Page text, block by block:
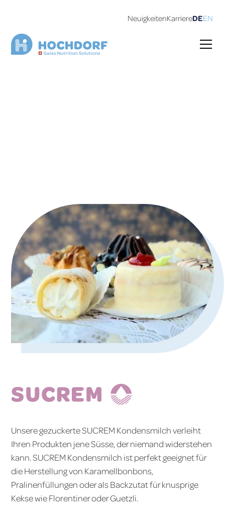
NeuigkeitenKarriereDEEN
Unsere gezuckerte SUCREM Kondensmilch verleiht
Ihren Produkten jene Süsse, der niemand widerstehen
kann. SUCREM Kondensmilch ist perfekt geeignet für
die Herstellung von Karamellbonbons,
Pralinenfüllungen oder als Backzutat für knusprige
Kekse wie Florentiner oder Guetzli.